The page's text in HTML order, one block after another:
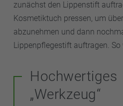
zunächst den Lippenstift
Kosmetiktuch pressen, um
abzunehmen und dann
Lippenpflegestift auftragen. So
Hochwertiges
„Werkzeug“